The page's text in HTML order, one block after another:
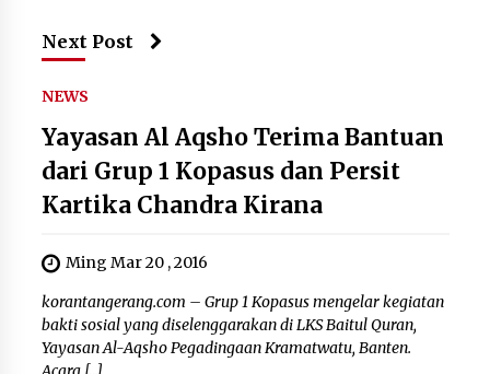
Next Post
NEWS
Yayasan Al Aqsho Terima Bantuan
dari Grup 1 Kopasus dan Persit
Kartika Chandra Kirana
Ming Mar 20 , 2016
korantangerang.com – Grup 1 Kopasus mengelar kegiatan
bakti sosial yang diselenggarakan di LKS Baitul Quran,
Yayasan Al-Aqsho Pegadingaan Kramatwatu, Banten.